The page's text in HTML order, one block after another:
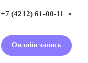
+7 (4212) 61-00-11
Онлайн запись